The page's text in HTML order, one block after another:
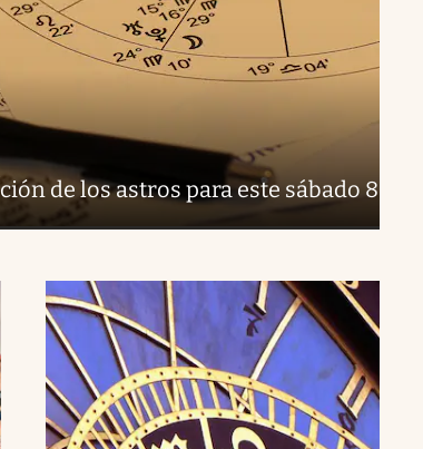
de los astros para este sábado 8